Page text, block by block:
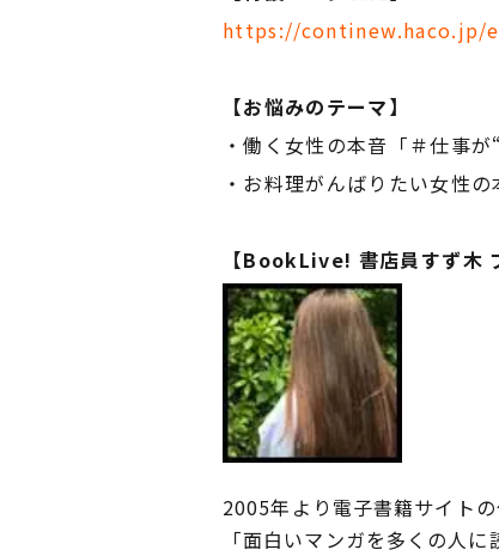
https://continew.haco.jp/
【お悩みのテーマ】
・働く女性の本音「＃仕事
・お料理がんばりたい女性
【BookLive! 書店員すず木
2005年より電子書籍サイト
「面白いマンガを多くの人